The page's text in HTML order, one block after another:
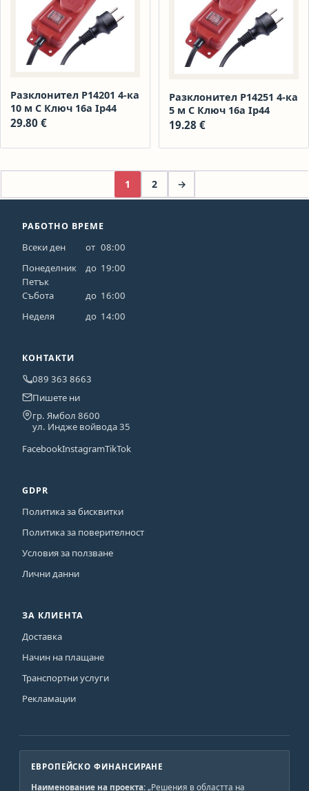
Разклонител P14201 4-ка
10 м С Ключ 16а Ip44
29.80 €
Разклонител P14251 4-ка
5 м С Ключ 16а Ip44
19.28 €
1 2 →
РАБОТНО ВРЕМЕ
Всеки ден от 08:00
Понеделник
до 19:00
Петък
Събота
до 16:00
Неделя
до 14:00
КОНТАКТИ
089 363 8663
Пишете ни
гр. Ямбол 8600
ул. Индже войвода 35
FacebookInstagramTikTok
GDPR
Политика за бисквитки
Политика за поверителност
Условия за ползване
Лични данни
ЗА КЛИЕНТА
Доставка
Начин на плащане
Транспортни услуги
Рекламации
ЕВРОПЕЙСКО ФИНАНСИРАНЕ
Наименование на проекта: „Решения в областта на